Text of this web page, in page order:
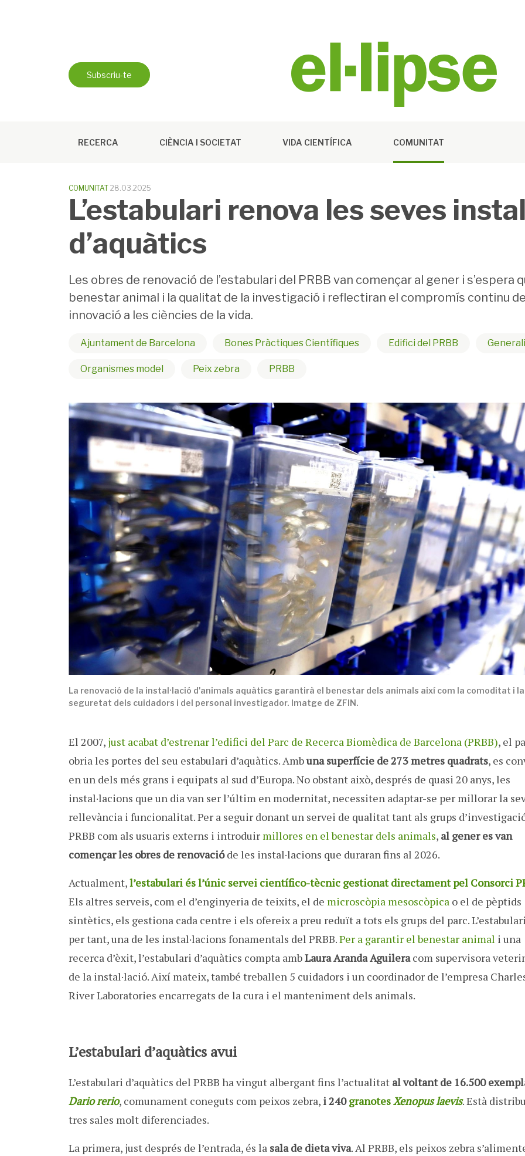
Subscriu-te
RECERCA CIÈNCIA I SOCIETAT VIDA CIENTÍFICA COMUNITAT
COMUNITAT 28.03.2025
L’estabulari renova les seves
d’aquàtics
Les obres de renovació de l’estabulari del PRBB van començar al gener i s’espera
benestar animal i la qualitat de la investigació i reflectiran el compromís continu del
innovació a les ciències de la vida.
Ajuntament de Barcelona Bones Pràctiques Científiques Edifici del PRBB
Organismes model Peix zebra PRBB
La renovació de la instal·lació d'animals aquàtics garantirà el benestar dels animals així com la comoditat i la
seguretat dels cuidadors i del personal investigador. Imatge de ZFIN.
El 2007, just acabat d’estrenar l’edifici del Parc de Recerca Biomèdica de Barcelona (PRBB), el
obria les portes del seu estabulari d’aquàtics. Ambuna superfície de 273 metres quadrats, es
en un dels més grans i equipats al sud d’Europa. No obstant això, després de quasi 20 anys, les
instal·lacions que un dia van ser l’últim en modernitat, necessiten adaptar-se per millorar la
rellevància i funcionalitat. Per a seguir donant un servei de qualitat tant als grups
PRBB com als usuaris externs i introduir millores en el benestar dels animals, al gener es van
començar les obres de renovacióde les instal·lacions que duraran fins al 2026.
Actualment,l’estabulari és l’únic servei científico-tècnic gestionat directament pel Consorci
Els altres serveis, com el d’enginyeria de teixits, el de microscòpia mesoscòpica o el de pèptids
sintètics, els gestiona cada centre i els ofereix a preu reduït a tots els grups del parc.
per tant, una de les instal·lacions fonamentals del PRBB.Per a garantir el benestar animal i una
recerca d’èxit, l’estabulari d’aquàtics compta ambLaura Aranda Aguileracom supervisora
de la instal·lació. Així mateix, també treballen 5 cuidadors i un coordinador de l’empresa
River Laboratories encarregats de la cura i el manteniment dels animals.
L’estabulari d’aquàtics avui
L’estabulari d’aquàtics del PRBB ha vingut albergant fins l’actualitat al voltant de 16.500
Dario rerio, comunament coneguts com peixos zebra, i 240granotesXenopus laevis. Està
tres sales molt diferenciades.
La primera, just després de l’entrada, és la sala de dieta viva. Al PRBB, els peixos zebra